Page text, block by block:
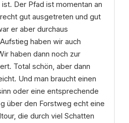
Der Pfad ist momentan an
gut ausgetreten und gut
er aber durchaus
haben wir auch
haben dann noch zur
Total schön, aber dann
Und man braucht einen
oder eine entsprechende
über den Forstweg echt eine
die durch viel Schatten